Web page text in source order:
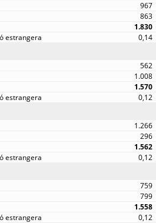
967
863
1.830
0,14
562
1.008
1.570
0,12
1.266
296
1.562
0,12
759
799
1.558
0,12